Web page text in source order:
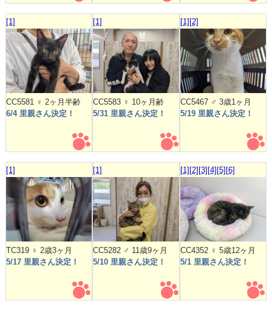
[1]
CC5581 ♀ 2ヶ月半齢
6/4 里親さん決定！
[1]
CC5583 ♀ 10ヶ月齢
5/31 里親さん決定！
[1][2]
CC5467 ♂ 3歳1ヶ月
5/19 里親さん決定！
[1]
TC319 ♀ 2歳3ヶ月
5/17 里親さん決定！
[1]
CC5282 ♂ 11歳9ヶ月
5/10 里親さん決定！
[1][2][3][4][5][6]
CC4352 ♀ 5歳12ヶ月
5/1 里親さん決定！